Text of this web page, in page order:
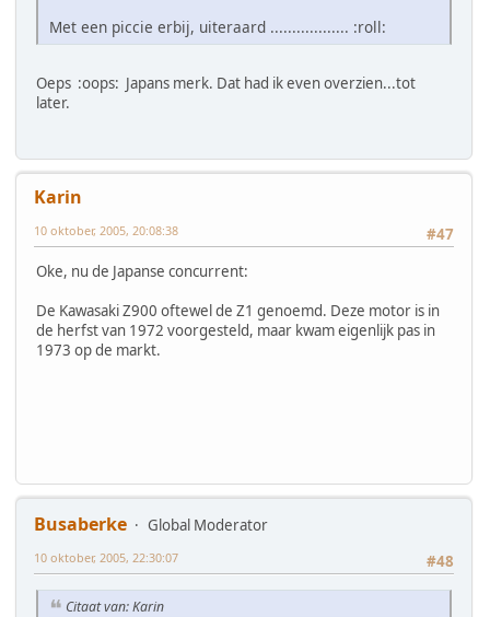
Met een piccie erbij, uiteraard .................. :roll:
Oeps :oops: Japans merk. Dat had ik even overzien...tot
later.
Karin
#47
10 oktober, 2005, 20:08:38
Oke, nu de Japanse concurrent:
De Kawasaki Z900 oftewel de Z1 genoemd. Deze motor is in
de herfst van 1972 voorgesteld, maar kwam eigenlijk pas in
1973 op de markt.
Busaberke
Global Moderator
#48
10 oktober, 2005, 22:30:07
Citaat van: Karin